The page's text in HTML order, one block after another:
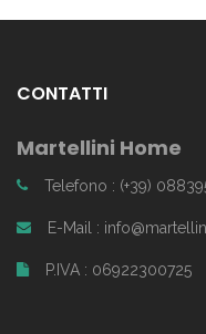
CONTATTI
Martellini Home
Telefono : (+39)
E-Mail :
P.IVA : 06922300725